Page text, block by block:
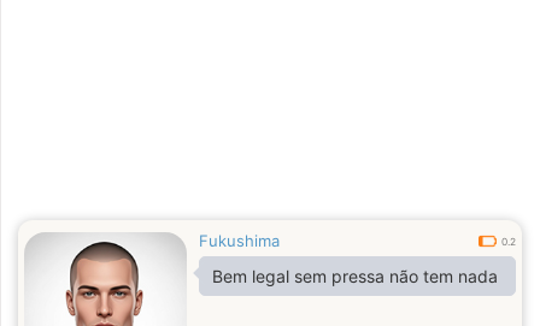
Fukushima 0.2
Bem legal sem pressa não tem nada